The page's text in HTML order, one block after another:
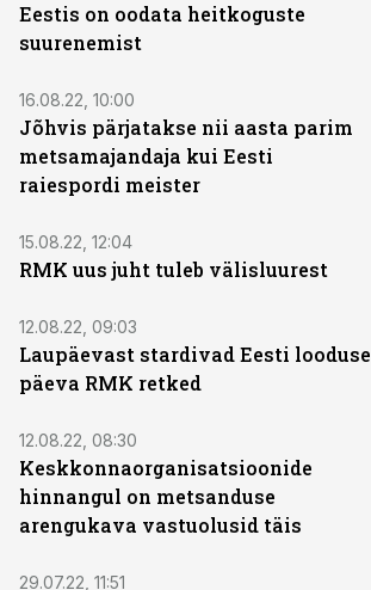
Eestis on oodata heitkoguste
suurenemist
16.08.22, 10:00
Jõhvis pärjatakse nii aasta parim
metsamajandaja kui Eesti
raiespordi meister
15.08.22, 12:04
RMK uus juht tuleb välisluurest
12.08.22, 09:03
Laupäevast stardivad Eesti looduse
päeva RMK retked
12.08.22, 08:30
Keskkonnaorganisatsioonide
hinnangul on metsanduse
arengukava vastuolusid täis
29.07.22, 11:51